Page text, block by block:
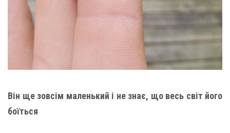
Він ще зовсім маленький і не знає, що весь світ його
боїться